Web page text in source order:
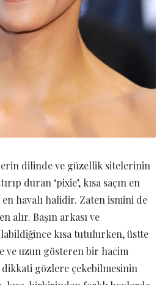
dilinde ve güzellik sitelerinin
duran ‘pixie’, kısa saçın en
havalı halidir. Zaten ismini de
alır. Başın arkası ve
kısa tutulurken, üstte
ve uzun gösteren bir hacim
dikkati gözlere çekebilmesinin